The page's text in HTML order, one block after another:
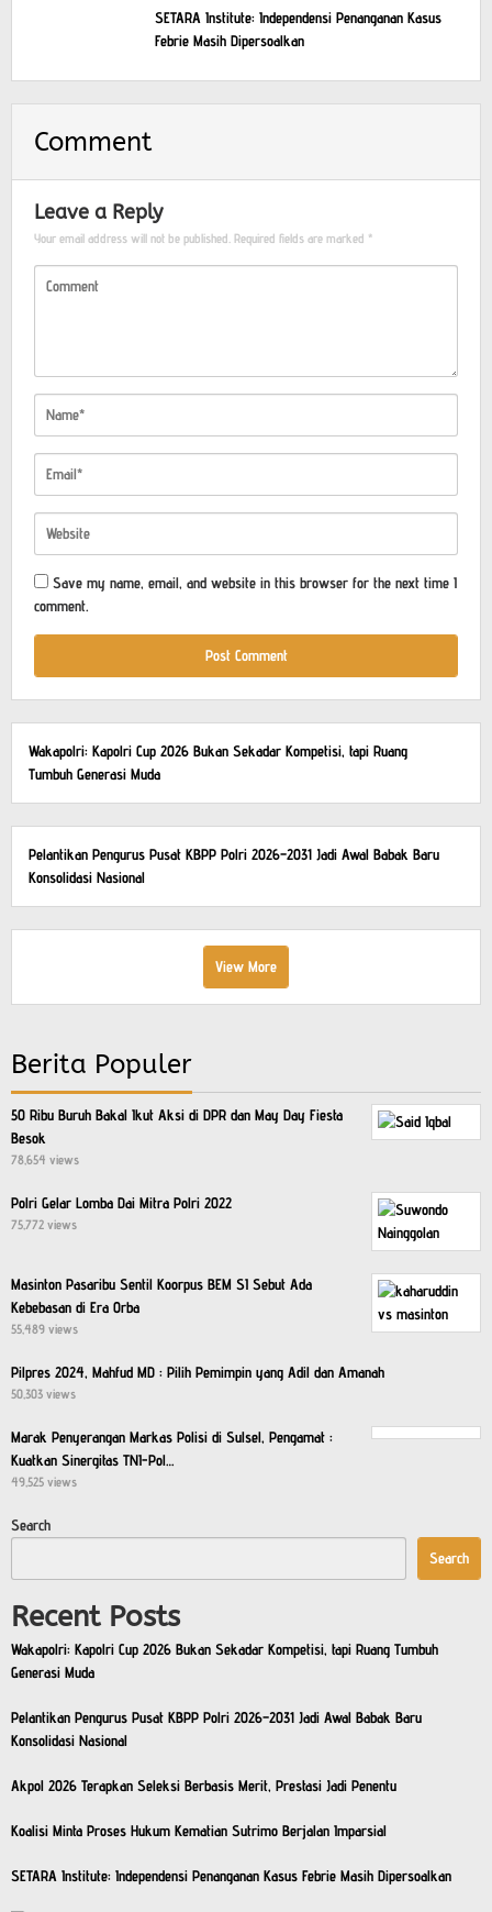
SETARA Institute: Independensi Penanganan Kasus
Febrie Masih Dipersoalkan
Comment
Leave a Reply
Your email address will not be published. Required fields are marked *
Save my name, email, and website in this browser for the next time I
comment.
Wakapolri: Kapolri Cup 2026 Bukan Sekadar Kompetisi, tapi Ruang
Tumbuh Generasi Muda
Pelantikan Pengurus Pusat KBPP Polri 2026–2031 Jadi Awal Babak Baru
Konsolidasi Nasional
View More
Berita Populer
50 Ribu Buruh Bakal Ikut Aksi di DPR dan May Day Fiesta
Besok
78,654 views
Polri Gelar Lomba Dai Mitra Polri 2022
75,772 views
Masinton Pasaribu Sentil Koorpus BEM SI Sebut Ada
Kebebasan di Era Orba
55,489 views
Pilpres 2024, Mahfud MD : Pilih Pemimpin yang Adil dan Amanah
50,303 views
Marak Penyerangan Markas Polisi di Sulsel, Pengamat :
Kuatkan Sinergitas TNI-Pol…
49,525 views
Search
Search
Recent Posts
Wakapolri: Kapolri Cup 2026 Bukan Sekadar Kompetisi, tapi Ruang Tumbuh
Generasi Muda
Pelantikan Pengurus Pusat KBPP Polri 2026–2031 Jadi Awal Babak Baru
Konsolidasi Nasional
Akpol 2026 Terapkan Seleksi Berbasis Merit, Prestasi Jadi Penentu
Koalisi Minta Proses Hukum Kematian Sutrimo Berjalan Imparsial
SETARA Institute: Independensi Penanganan Kasus Febrie Masih Dipersoalkan